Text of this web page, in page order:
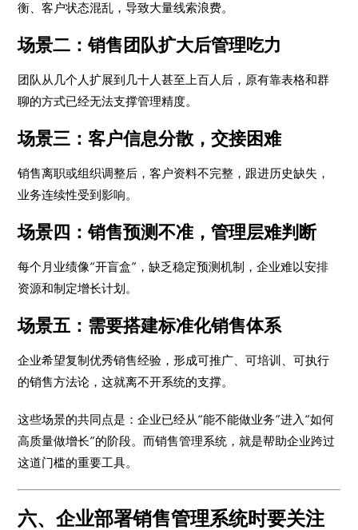
衡、客户状态混乱，导致大量线索浪费。
场景二：销售团队扩大后管理吃力
团队从几个人扩展到几十人甚至上百人后，原有靠表格和群
聊的方式已经无法支撑管理精度。
场景三：客户信息分散，交接困难
销售离职或组织调整后，客户资料不完整，跟进历史缺失，
业务连续性受到影响。
场景四：销售预测不准，管理层难判断
每个月业绩像“开盲盒”，缺乏稳定预测机制，企业难以安排
资源和制定增长计划。
场景五：需要搭建标准化销售体系
企业希望复制优秀销售经验，形成可推广、可培训、可执行
的销售方法论，这就离不开系统的支撑。
这些场景的共同点是：企业已经从“能不能做业务”进入“如何
高质量做增长”的阶段。而销售管理系统，就是帮助企业跨过
这道门槛的重要工具。
六、企业部署销售管理系统时要关注